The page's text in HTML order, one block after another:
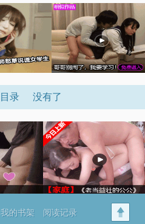
目录 没有了
我的书架 阅读记录